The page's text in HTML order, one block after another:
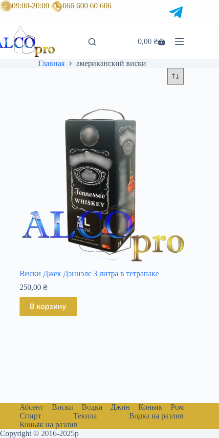
Перейти
к
09:00-20:00 066 600 60 606
Корзина
0,00₴
Главная американский виски
Виски Джек Дэниэлс 3 литра в тетрапаке
250,00 ₴
В корзину
Абсент Виски Водка Джин Коньяк
Ром
Спирт
Текила
Водка на разлив
Коньяк на разлив
Copyright © 2016-2025р